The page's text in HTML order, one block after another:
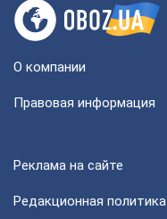
О компании
Правовая информация
Реклама на сайте
Редакционная политика